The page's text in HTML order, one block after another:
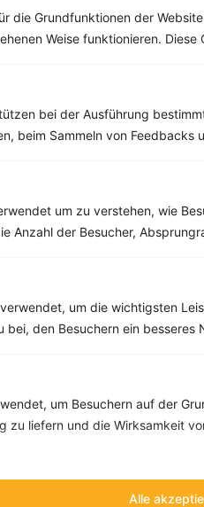
die Grundfunktionen der
Weise funktionieren.
bei der Ausführung
beim Sammeln von Feedbacks
um zu verstehen, wie
Anzahl der Besucher,
um die wichtigsten
bei, den Besuchern ein besseres
um Besuchern auf der
zu liefern und die Wirksamkeit
Alle
Pfirsich-
Eiweiß:
Rezepte mit
Rezepte